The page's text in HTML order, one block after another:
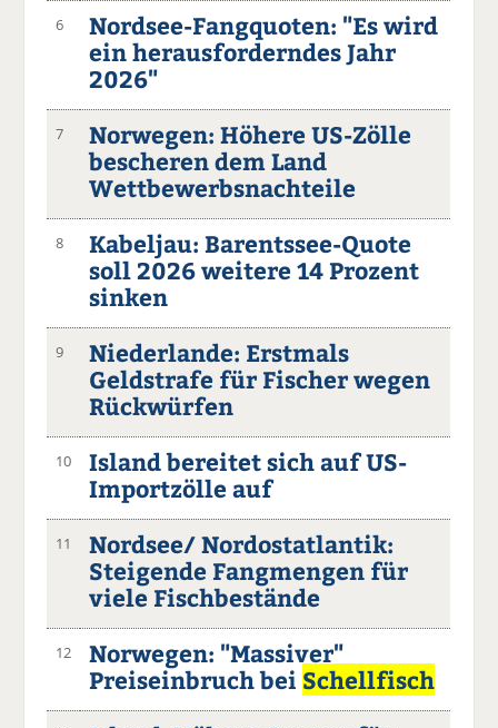
6
Nordsee-Fangquoten: "Es wird
ein herausforderndes Jahr
2026"
7
Norwegen: Höhere US-Zölle
bescheren dem Land
Wettbewerbsnachteile
8
Kabeljau: Barentssee-Quote
soll 2026 weitere 14 Prozent
sinken
9
Niederlande: Erstmals
Geldstrafe für Fischer wegen
Rückwürfen
10
Island bereitet sich auf US-
Importzölle auf
11
Nordsee/ Nordostatlantik:
Steigende Fangmengen für
viele Fischbestände
12
Norwegen: "Massiver"
Preiseinbruch bei Schellfisch